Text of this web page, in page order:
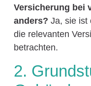
Versicherung bei
anders? Ja, sie ist
die relevanten
betrachten.
2.